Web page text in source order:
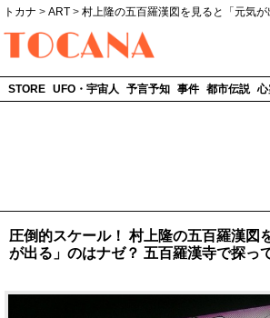
トカナ > ART > 村上隆の五百羅漢図を見ると「元気が
STORE UFO・宇宙人 予言予知 事件 都市伝説
圧倒的スケール！ 村上隆の五百羅漢図
が出る」のはナゼ？ 五百羅漢寺で探っ